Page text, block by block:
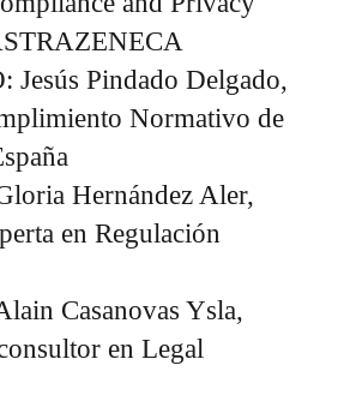
Jesús Pindado Delgado,
Normativo de
Hernández Aler,
en Regulación
Casanovas Ysla,
en Legal